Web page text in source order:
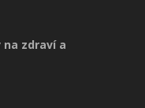
zdraví a